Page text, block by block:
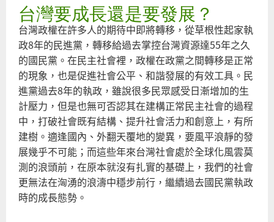
台灣要成長還是要發展？
台灣政權在許多人的期待中即將轉移，從草根性起家執
政8年的民進黨，轉移給過去掌控台灣資源達55年之久
的國民黨。在民主社會裡，政權在政黨之間轉移是正常
的現象，也是促進社會公平、和諧發展的有效工具。民
進黨過去8年的執政，雖說很多民眾感受日漸增加的生
計壓力，但是也無可否認其在建構正常民主社會的過程
中，打破社會既有結構、提升社會活力和創意上，有所
建樹。適逢國內、外翻天覆地的變異，要風平浪靜的發
展幾乎不可能；而這些年來台灣社會處於全球化風雲莫
測的浪頭前，在原本就沒有扎實的基礎上，我們的社會
更無法在洶湧的浪濤中穩步前行，繼續過去國民黨執政
時的成長態勢。